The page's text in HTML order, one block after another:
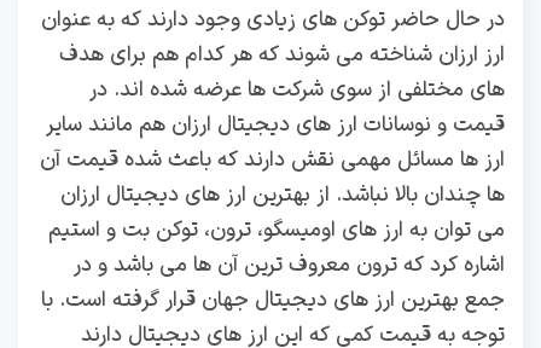
در حال حاضر توکن های زیادی وجود دارند که به عنوان
ارز ارزان شناخته می شوند که هر کدام هم برای هدف
های مختلفی از سوی شرکت ها عرضه شده اند. در
قیمت و نوسانات ارز های دیجیتال ارزان هم مانند سایر
ارز ها مسائل مهمی نقش دارند که باعث شده قیمت آن
ها چندان بالا نباشد. از بهترین ارز های دیجیتال ارزان
می توان به ارز های اومیسگو، ترون، توکن بت و استیم
اشاره کرد که ترون معروف ترین آن ها می باشد و در
جمع بهترین ارز های دیجیتال جهان قرار گرفته است. با
توجه به قیمت کمی که این ارز های دیجیتال دارند